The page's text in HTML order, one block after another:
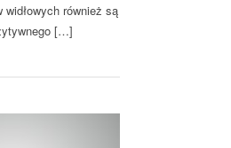
również są
[…]